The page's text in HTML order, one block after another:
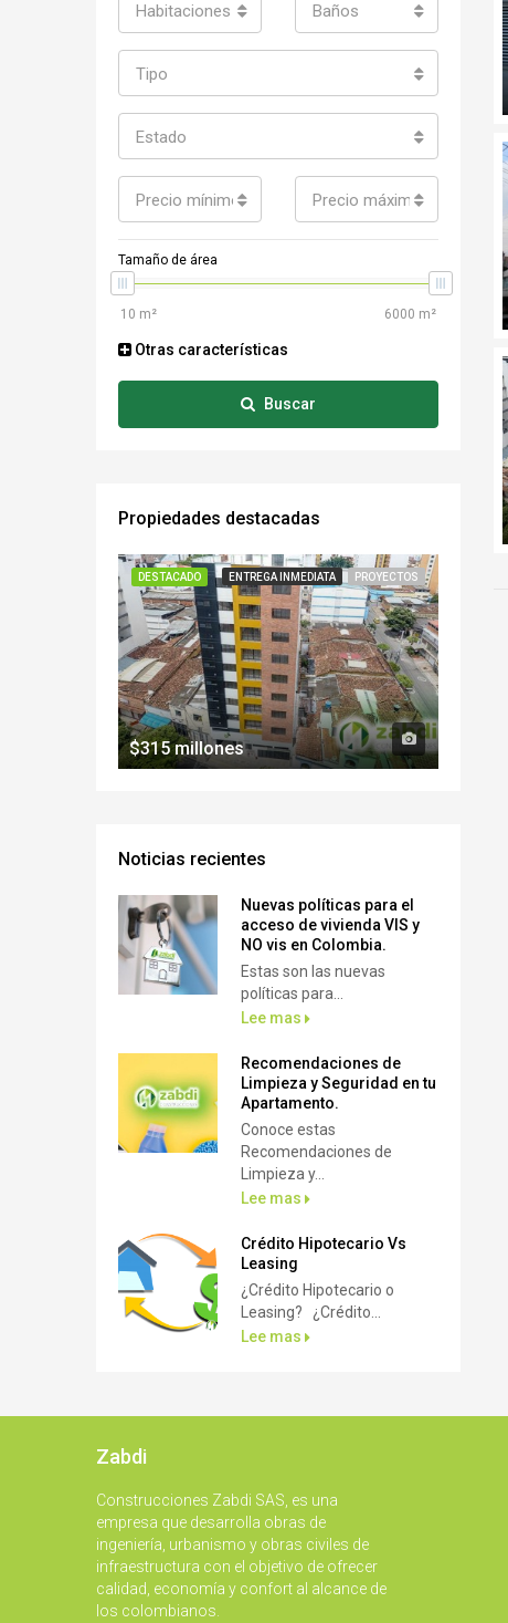
Habitaciones Baños
Tipo
Estado
Precio mínimo Precio máximo
Tamaño de área
Otras características
Buscar
Propiedades destacadas
DESTACADO ENTREGA INMEDIATA PROYECTOS
$315 millones
Noticias recientes
Nuevas políticas para el
acceso de vivienda VIS y
NO vis en Colombia.
Estas son las nuevas
políticas para...
Lee mas
Recomendaciones de
Limpieza y Seguridad en tu
Apartamento.
Conoce estas
Recomendaciones de
Limpieza y...
Lee mas
Crédito Hipotecario Vs
Leasing
¿Crédito Hipotecario o
Leasing? ¿Crédito...
Lee mas
Zabdi
Construcciones Zabdi SAS, es una
empresa que desarrolla obras de
ingeniería, urbanismo y obras civiles de
infraestructura con el objetivo de ofrecer
calidad, economía y confort al alcance de
los colombianos.